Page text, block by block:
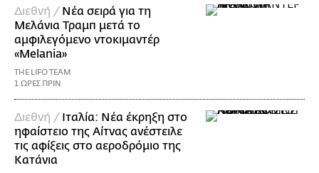
Διεθνή / Νέα σειρά για τη
Μελάνια Τραμπ μετά το
αμφιλεγόμενο ντοκιμαντέρ
«Melania»
THE LIFO TEAM
1 ΩΡΕΣ ΠΡΙΝ
Διεθνή / Ιταλία: Νέα έκρηξη στο
ηφαίστειο της Αίτνας ανέστειλε
τις αφίξεις στο αεροδρόμιο της
Κατάνια